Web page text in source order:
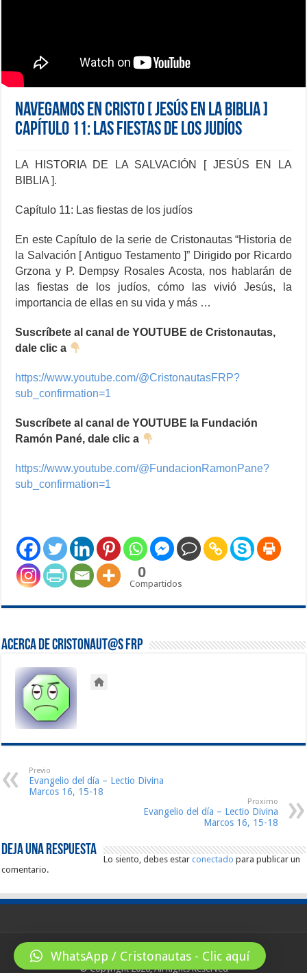
NAVEGAMOS EN CRISTO [ JESÚS EN LA BIBLIA ]
Capítulo 11: Las fiestas de los judíos
LA HISTORIA DE LA SALVACIÓN [ JESÚS EN LA
BIBLIA ].
Capítulo 11: Las fiestas de los judíos
En este Capítulo de la serie de Cristonautas “Historia de
la Salvación [ Antiguo Testamento ]” Dirigido por Ricardo
Grzona y P. Dempsy Rosales Acosta, nos hablarán de
las fiestas de los judíos, cómo las vivió Jesús, la
importancia de ellas en su vida y más …
Suscríbete al canal de YOUTUBE de Cristonautas,
dale clic a
https://www.youtube.com/@CristonautasFRP?
sub_confirmation=1
Suscríbete al canal de YOUTUBE la Fundación
Ramón Pané, dale clic a
https://www.youtube.com/@FundacionRamonPane?
sub_confirmation=1
0
Compartidos
Acerca de Cristonaut@s FRP
Previo
Evangelio del día – Lectio Divina
Marcos 16, 15-18
Proximo
Evangelio del día – Lectio Divina
Marcos 16, 15-18
Deja una respuesta
Lo siento, debes estarconectado para publicar un
comentario.
© Copyright 2026, All Rights Reserved
WhatsApp / Cristonautas - Clic aquí